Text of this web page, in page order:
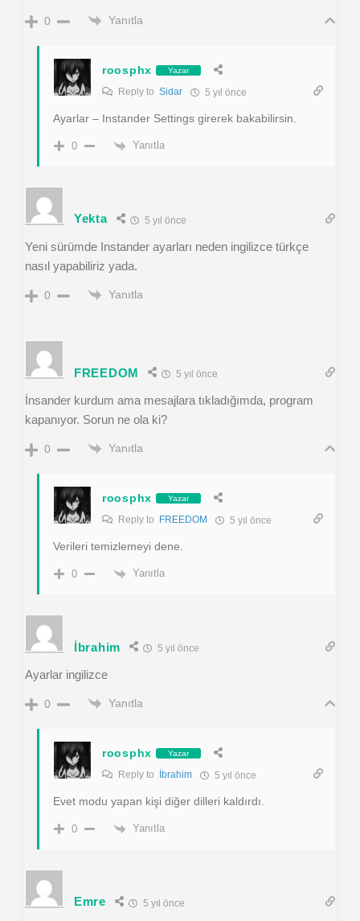
0 Yanıtla
roosphx Yazar
Reply to Sidar 5 yıl önce
Ayarlar – Instander Settings girerek bakabilirsin.
0 Yanıtla
Yekta 5 yıl önce
Yeni sürümde Instander ayarları neden ingilizce türkçe
nasıl yapabiliriz yada.
0 Yanıtla
FREEDOM 5 yıl önce
İnsander kurdum ama mesajlara tıkladığımda, program
kapanıyor. Sorun ne ola ki?
0 Yanıtla
roosphx Yazar
Reply to FREEDOM 5 yıl önce
Verileri temizlemeyi dene.
0 Yanıtla
İbrahim 5 yıl önce
Ayarlar ingilizce
0 Yanıtla
roosphx Yazar
Reply to İbrahim 5 yıl önce
Evet modu yapan kişi diğer dilleri kaldırdı.
0 Yanıtla
Emre 5 yıl önce